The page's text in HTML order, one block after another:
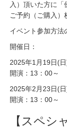
入）頂いた方に
ご予約（ご購入）
イベント参加方法
開催日：
2025年1月19日(
開演：13：00～
2025年2月23日
開演：13：00～
【スペシ